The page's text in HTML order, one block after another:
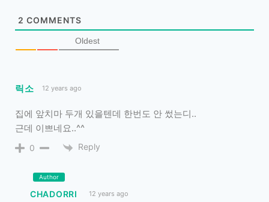
2 COMMENTS
Oldest
릭소 12 years ago
집에 앞치마 두개 있을텐데 한번도 안 썼는디..
근데 이쁘네요..^^
0 Reply
Author
CHADORRI 12 years ago